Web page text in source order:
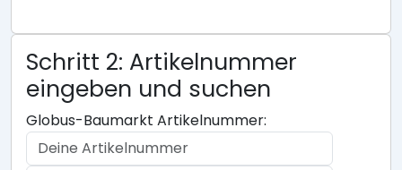
Schritt 2: Artikelnummer
eingeben und suchen
Globus-Baumarkt Artikelnummer: